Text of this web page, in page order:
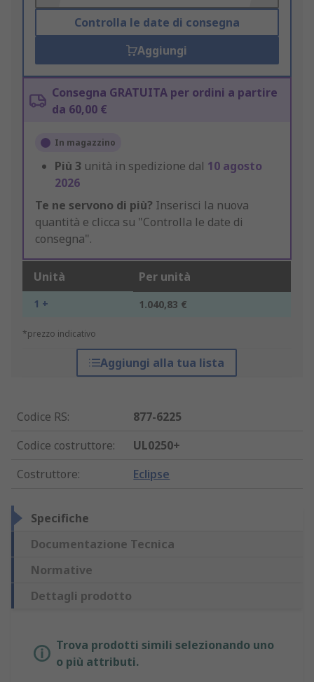
Controlla le date di consegna
Aggiungi
Consegna GRATUITA per ordini a partire
da 60,00 €
In magazzino
Più 3 unità in spedizione dal 10 agosto
2026
Te ne servono di più? Inserisci la nuova
quantità e clicca su "Controlla le date di
consegna".
Unità Per unità
1 + 1.040,83 €
*prezzo indicativo
Aggiungi alla tua lista
Codice RS:
877-6225
Codice costruttore:
UL0250+
Costruttore: Eclipse
Specifiche
Documentazione Tecnica
Normative
Dettagli prodotto
Trova prodotti simili selezionando uno
o più attributi.